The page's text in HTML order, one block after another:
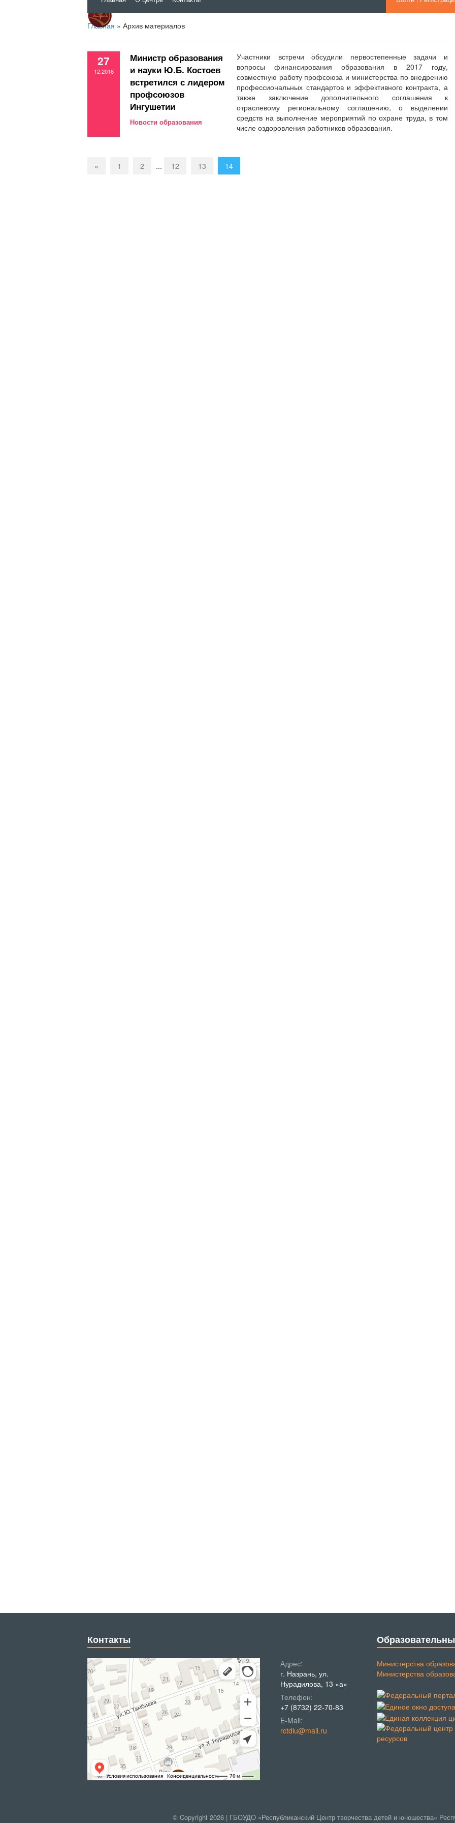
РЦТДиЮ
Главная » Архив материалов
27
12.2016
Министр образования
и науки Ю.Б. Костоев
встретился с лидером
профсоюзов
Ингушетии
Новости образования
Участники встречи обсудили первостепенные задачи и
вопросы финансирования образования в 2017 году,
совместную работу профсоюза и министерства по внедрению
профессиональных стандартов и эффективного контракта, а
также заключение дополнительного соглашения к
отраслевому региональному соглашению, о выделении
средств на выполнение мероприятий по охране труда, в том
числе оздоровления работников образования.
« 1 2 ... 12 13 14
Контакты
Адрес:
г. Назрань, ул.
Нурадилова, 13 «а»
Телефон:
+7 (8732) 22-70-83
E-Mail:
rctdiu@mail.ru
Министерства
Министерства
© Copyright 2026 | ГБОУДО «Республиканский Центр творчества детей и юношества»